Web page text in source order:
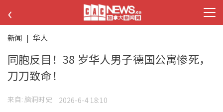
‹
新闻 | 华人
同胞反目！38 岁华人男子德国公寓惨死，
刀刀致命！
来自: 脑洞时史 2026-6-4 18:10